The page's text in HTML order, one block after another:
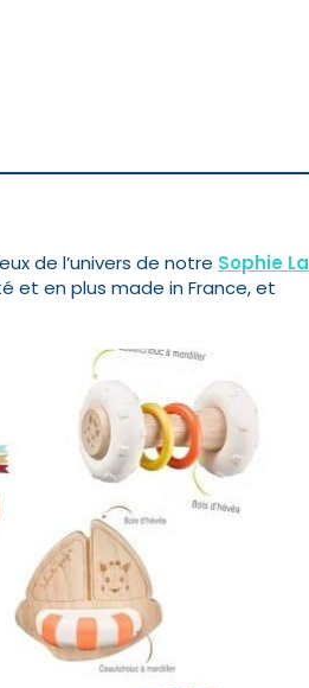
de l’univers de notre Sophie La
et en plus made in France, et